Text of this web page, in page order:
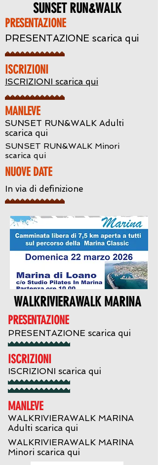
SUNSET RUN&WALK
PRESENTAZIONE
PRESENTAZIONE scarica qui
ISCRIZIONI
ISCRIZIONI scarica qui
MANLEVE
SUNSET RUN&WALK Adulti
scarica qui
SUNSET RUN&WALK Minori
scarica qui
NUOVE DATE
In via di definizione
WALKRIVIERAWALK MARINA
PRESENTAZIONE
PRESENTAZIONE scarica qui
ISCRIZIONI
ISCRIZIONI scarica qui
MANLEVE
WALKRIVIERAWALK MARINA
Adulti scarica qui
WALKRIVIERAWALK MARINA
Minori scarica qui